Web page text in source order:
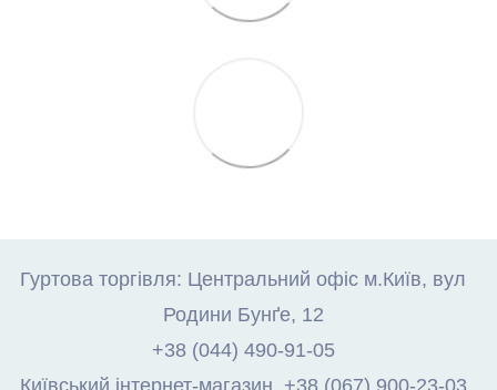
Гуртова торгівля: Центральний офіс м.Київ, вул
Родини Бунґе, 12
+38 (044) 490-91-05